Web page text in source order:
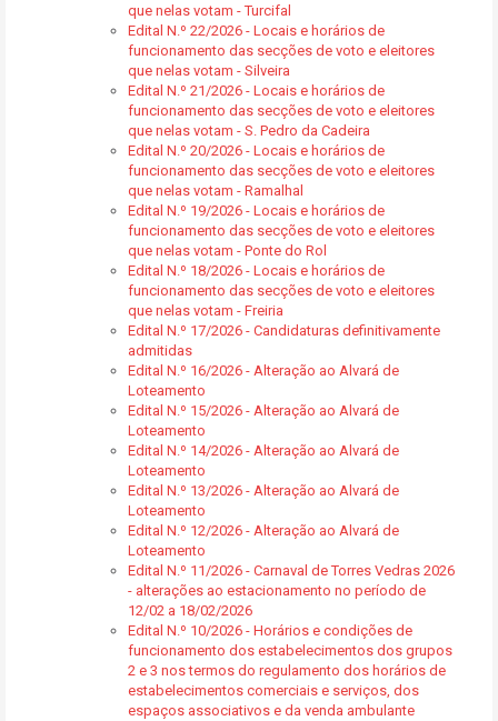
que nelas votam - Turcifal
Edital N.º 22/2026 - Locais e horários de
funcionamento das secções de voto e eleitores
que nelas votam - Silveira
Edital N.º 21/2026 - Locais e horários de
funcionamento das secções de voto e eleitores
que nelas votam - S. Pedro da Cadeira
Edital N.º 20/2026 - Locais e horários de
funcionamento das secções de voto e eleitores
que nelas votam - Ramalhal
Edital N.º 19/2026 - Locais e horários de
funcionamento das secções de voto e eleitores
que nelas votam - Ponte do Rol
Edital N.º 18/2026 - Locais e horários de
funcionamento das secções de voto e eleitores
que nelas votam - Freiria
Edital N.º 17/2026 - Candidaturas definitivamente
admitidas
Edital N.º 16/2026 - Alteração ao Alvará de
Loteamento
Edital N.º 15/2026 - Alteração ao Alvará de
Loteamento
Edital N.º 14/2026 - Alteração ao Alvará de
Loteamento
Edital N.º 13/2026 - Alteração ao Alvará de
Loteamento
Edital N.º 12/2026 - Alteração ao Alvará de
Loteamento
Edital N.º 11/2026 - Carnaval de Torres Vedras 2026
- alterações ao estacionamento no período de
12/02 a 18/02/2026
Edital N.º 10/2026 - Horários e condições de
funcionamento dos estabelecimentos dos grupos
2 e 3 nos termos do regulamento dos horários de
estabelecimentos comerciais e serviços, dos
espaços associativos e da venda ambulante